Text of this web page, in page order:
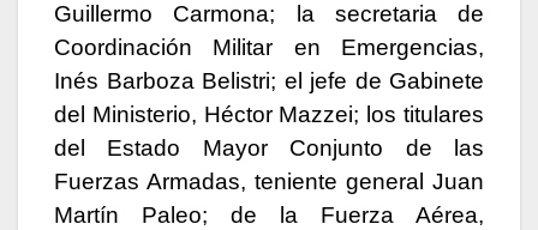
Guillermo Carmona; la secretaria de
Coordinación Militar en Emergencias,
Inés Barboza Belistri; el jefe de Gabinete
del Ministerio, Héctor Mazzei; los titulares
del Estado Mayor Conjunto de las
Fuerzas Armadas, teniente general Juan
Martín Paleo; de la Fuerza Aérea,